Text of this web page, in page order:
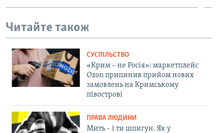
Читайте також
СУСПІЛЬСТВО
«Крим – не Росія»: маркетплейс
Ozon припинив прийом нових
замовлень на Кримському
півострові
ПРАВА ЛЮДИНИ
Мить – і ти шпигун. Як у